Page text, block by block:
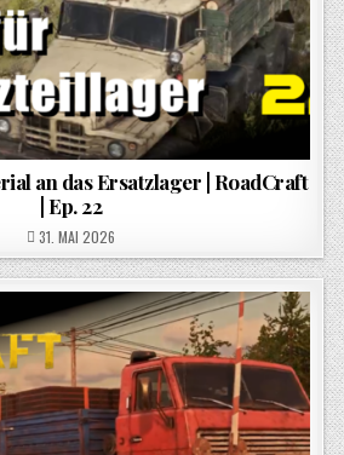
an das Ersatzlager | RoadCraft
| Ep. 22
POSTED ON
31. MAI 2026